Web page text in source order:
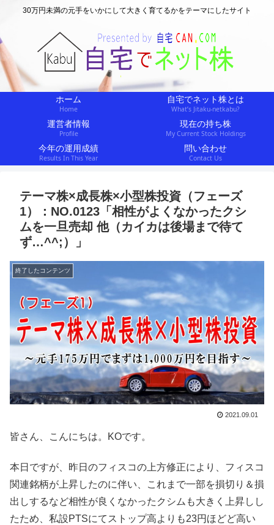
30万円未満の元手をいかにして大きく育てるかをテーマにしたサイト
ホーム
Home
自宅でネット株とは
What’s Jitaku-netkabu?
運営者情報
Profile
現在の持ち株
My Current Stock Holdings
今年の運用成績
Results In This Year
問い合わせ
Contact Us
テーマ株×成長株×小型株投資（フェーズ
1）：NO.0123「相性がよくなかったクシ
ムを一旦売却 他（カイカは後場まで待て
ず…^^;）」
終了したコンテンツ
2021.09.01
皆さん、こんにちは。KOです。
本日ですが、昨日のフィスコの上方修正により、フィスコ
関連銘柄が上昇したのに伴い、これまで一部を損切り＆損
出しするなど相性が良くなかったクシムも大きく上昇しし
たため、私設PTSにてストップ高よりも23円ほどど高い